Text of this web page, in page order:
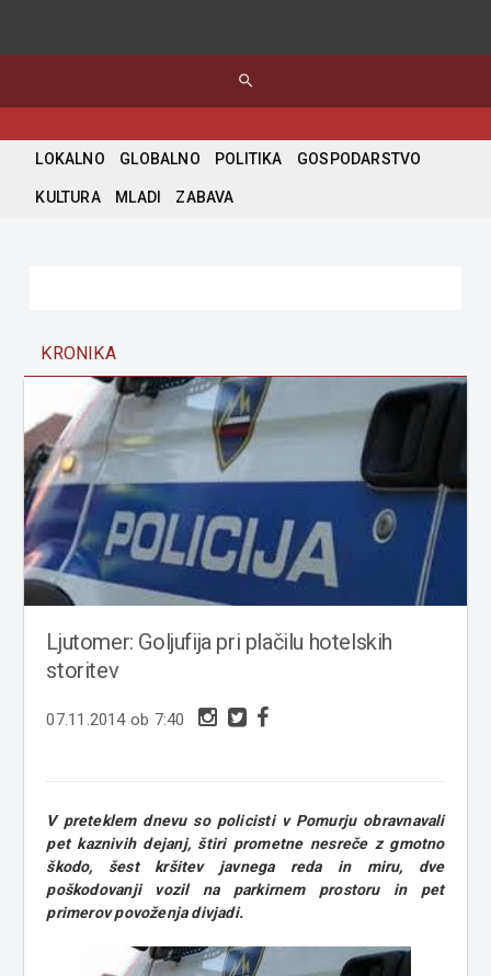
search
LOKALNO GLOBALNO POLITIKA GOSPODARSTVO
KULTURA MLADI ZABAVA
KRONIKA
Ljutomer: Goljufija pri plačilu hotelskih
storitev
07.11.2014 ob 7:40
V preteklem dnevu so policisti v Pomurju obravnavali
pet kaznivih dejanj, štiri prometne nesreče z gmotno
škodo, šest kršitev javnega reda in miru, dve
poškodovanji vozil na parkirnem prostoru in pet
primerov povoženja divjadi.